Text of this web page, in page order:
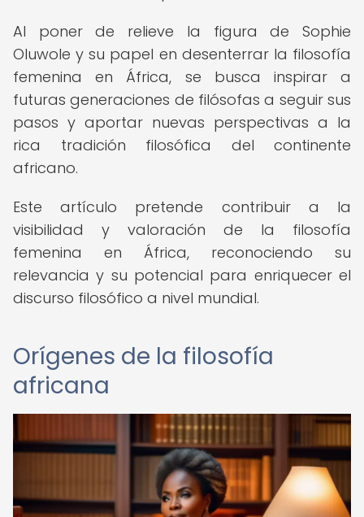
Al poner de relieve la figura de Sophie
Oluwole y su papel en desenterrar la filosofía
femenina en África, se busca inspirar a
futuras generaciones de filósofas a seguir sus
pasos y aportar nuevas perspectivas a la
rica tradición filosófica del continente
africano.
Este artículo pretende contribuir a la
visibilidad y valoración de la filosofía
femenina en África, reconociendo su
relevancia y su potencial para enriquecer el
discurso filosófico a nivel mundial.
Orígenes de la filosofía
africana